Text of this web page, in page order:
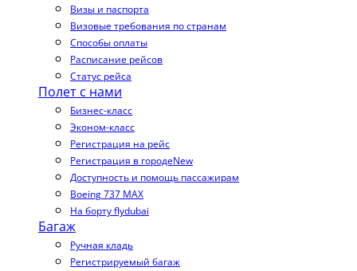
Визы и паспорта
Визовые требования по странам
Способы оплаты
Расписание рейсов
Статус рейса
Полет с нами
Бизнес-класс
Эконом-класс
Регистрация на рейс
Регистрация в городеNew
Доступность и помощь пассажирам
Boeing 737 MAX
На борту flydubai
Багаж
Ручная кладь
Регистрируемый багаж